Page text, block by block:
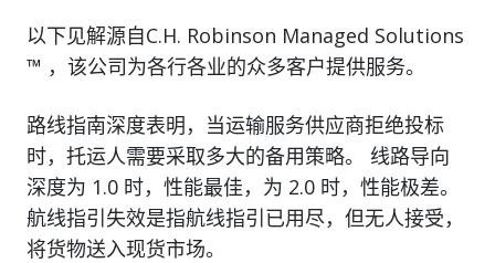
以下见解源自C.H. Robinson Managed Solutions
™ ，该公司为各行各业的众多客户提供服务。
路线指南深度表明，当运输服务供应商拒绝投标
时，托运人需要采取多大的备用策略。 线路导向
深度为 1.0 时，性能最佳，为 2.0 时，性能极差。
航线指引失效是指航线指引已用尽，但无人接受，
将货物送入现货市场。